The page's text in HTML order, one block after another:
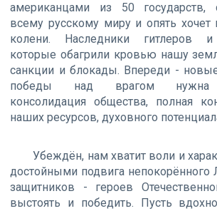
американцами из 50 государств,
всему русскому миру и опять хочет
колени. Наследники гитлеров и
которые обагрили кровью нашу
санкции и блокады. Впереди -
победы над врагом нужна
консолидация общества, полная
наших ресурсов, духовного
Убеждён, нам хватит воли и
достойными подвига непокорённого
защитников - героев
выстоять и победить. Пусть